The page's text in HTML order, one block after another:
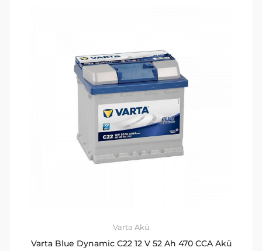
Varta Akü
Varta Blue Dynamic C22 12 V 52 Ah 470 CCA Akü